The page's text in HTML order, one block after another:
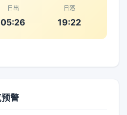
日出
05:26
日落
19:22
警